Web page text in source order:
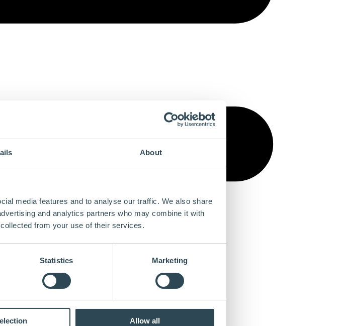
About
media features and to analyse our traffic. We also share
and analytics partners who may combine it with
from your use of their services.
Statistics Marketing
Allow all